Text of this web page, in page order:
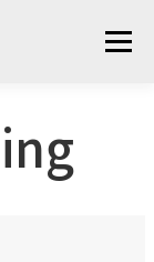
選單